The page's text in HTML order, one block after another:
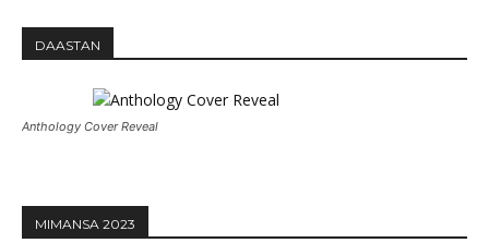
DAASTAN
Anthology Cover Reveal
MIMANSA 2023